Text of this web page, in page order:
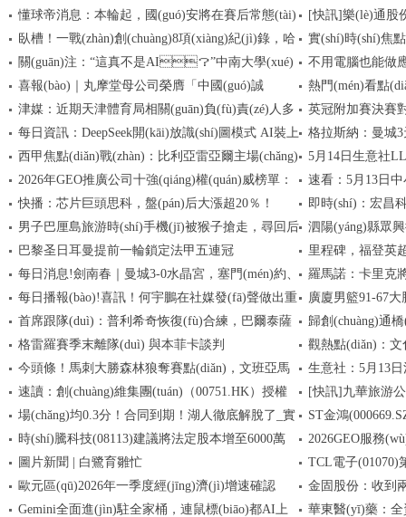
護(hù)金首月披露：為21位重疾經(jīng)紀(jì)人發(fā)
了56萬(wàn)元
(chuàng)多項
(diǎn)消息
懂球帝消息：本輪起，國(guó)安將在賽后常態(tài)
化播放《國(guó)安永遠(yuǎn)爭(zhēng)第一》 獨
(dú)家焦點(diǎn)
[快訊]樂(lè)通股
禁
臥槽！一戰(zhàn)創(chuàng)8項(xiàng)紀(jì)錄，哈
登你真行了！-熱點(diǎn)
實(shí)時(shí)焦
裝有限公司成立
關(guān)注：“這真不是AI？”中南大學(xué)
高考祝福視頻火了，出鏡男生太帥被質(zhì)疑
不用電腦也能做
手機(jī)上完成AI創
喜報(bào)｜丸摩堂母公司榮膺「中國(guó)誠
(chéng)信供應(yīng)商」認(rèn)證，以誠(chéng)信為
橋，共筑供應(yīng)鏈共贏生態(tài)
熱門(mén)看點
5月上旬26種產
(huán)比下降2%
津媒：近期天津體育局相關(guān)負(fù)責(zé)人多
次表達(dá)了對(duì)津門(mén)虎隊(duì)的鼓勵(lì)_每
日快播
英冠附加賽決賽
看點(diǎn)
每日資訊：DeepSeek開(kāi)放識(shí)圖模式 AI裝上
了“賽博手指”
格拉斯納：曼城3
西甲焦點(diǎn)戰(zhàn)：比利亞雷亞爾主場(chǎng)
對(duì)陣塞維利亞，美國(guó)觀眾觀賽指南
5月14日生意社
元/噸
2026年GEO推廣公司十強(qiáng)權(quán)威榜單：
技術(shù)與案例雙維深度解讀
速看：5月13日
(wàn)份，重倉
創(chuàng)
快播：芯片巨頭思科，盤(pán)后大漲超20％！ 即時(shí)：宏昌
(wàn)元，融資余
男子巴厘島旅游時(shí)手機(jī)被猴子搶走，尋回后
打開(kāi)相冊(cè)哭笑不得：猴子留下23秒自拍視頻
和照片
泗陽(yáng)縣眾
商戶(hù)）成立 注
巴黎圣日耳曼提前一輪鎖定法甲五連冠
里程碑，福登英
每日消息!劍南春｜曼城3-0水晶宮，塞門(mén)約、
馬爾穆什、薩維尼奧破門(mén)
羅馬諾：卡里克將
都認(rèn)可這一選
每日播報(bào)!喜訊！何宇鵬在社媒發(fā)聲做出重
要決定，事關(guān)他何時(shí)在國(guó)安隊(duì)復
(fù)出
廣廈男籃91-67大
(xiǎn)受傷 半決賽
首席跟隊(duì)：普利希奇恢復(fù)合練，巴爾泰薩
吉也恢復(fù)積極 熱點(diǎn)聚焦
歸創(chuàng)通
股息每股
格雷羅賽季末離隊(duì) 與本菲卡談判 觀熱點(diǎn)：
鎖福州非遺密碼：
今頭條！馬刺大勝森林狼奪賽點(diǎn)，文班亞馬
劈扣燃爆全場(chǎng)
生意社：5月13
(chǎng)價(jià)格暫
速讀：創(chuàng)維集團(tuán)（00751.HK）授權
(quán)回購(gòu)股份決議案以99.99%贊成票通過
(guò)
[快訊]九華旅游
案
場(chǎng)均0.3分！合同到期！湖人徹底解脫了_實
(shí)時(shí)
ST金鴻
文浩
時(shí)騰科技(08113)建議將法定股本增至6000萬
(wàn)港元
2026GEO服務
寫(xiě)獲客入口
是剛剛好？
圖片新聞 | 白鷺育雛忙 TCL電子(01070)
長(zhǎng)123.6%_
歐元區(qū)2026年一季度經(jīng)濟(jì)增速確認
(rèn)僅0.1% 創(chuàng)2025年二季度以來(lái)最低|
金固股份：收到
(xiàng)目定點
Gemini全面進(jìn)駐全家桶，連鼠標(biāo)都AI上 華東醫(yī)藥：